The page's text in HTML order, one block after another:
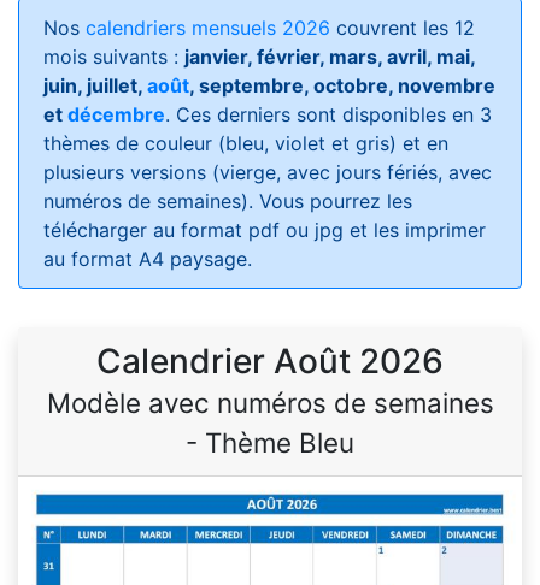
Nos calendriers mensuels 2026 couvrent les 12
mois suivants : janvier, février, mars, avril, mai,
juin, juillet, août, septembre, octobre, novembre
et décembre. Ces derniers sont disponibles en 3
thèmes de couleur (bleu, violet et gris) et en
plusieurs versions (vierge, avec jours fériés, avec
numéros de semaines). Vous pourrez les
télécharger au format pdf ou jpg et les imprimer
au format A4 paysage.
Calendrier Août 2026
Modèle avec numéros de semaines
- Thème Bleu